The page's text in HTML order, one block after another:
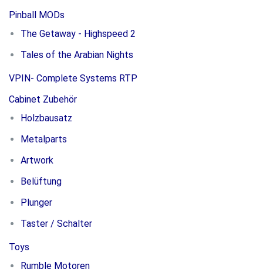
Pinball MODs
The Getaway - Highspeed 2
Tales of the Arabian Nights
VPIN- Complete Systems RTP
Cabinet Zubehör
Holzbausatz
Metalparts
Artwork
Belüftung
Plunger
Taster / Schalter
Toys
Rumble Motoren